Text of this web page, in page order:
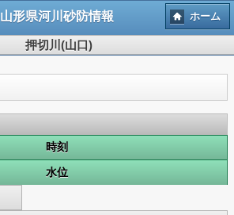
山形県河川砂防情報 ホーム
押切川(山口)
時刻
水位